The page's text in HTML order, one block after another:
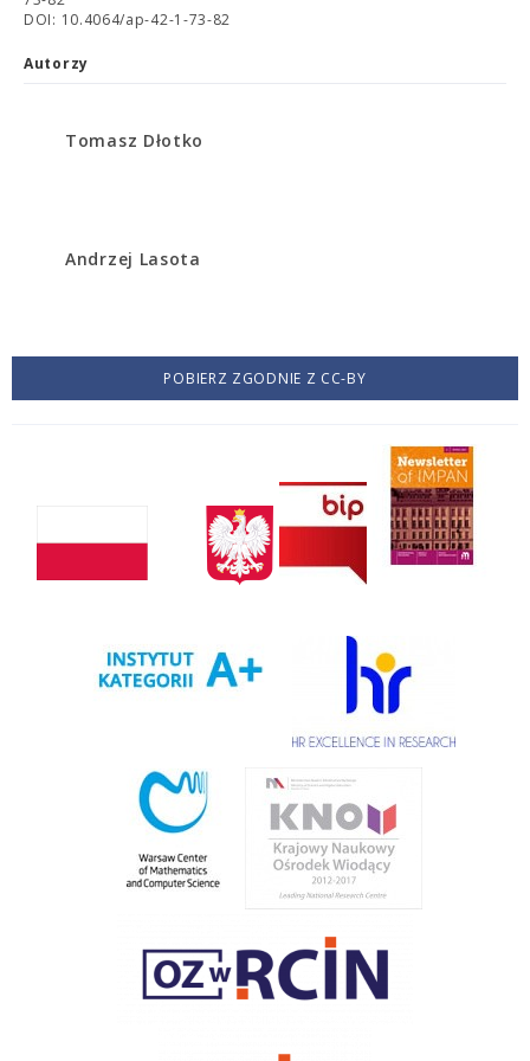
DOI: 10.4064/ap-42-1-73-82
Autorzy
Tomasz Dłotko
Andrzej Lasota
POBIERZ ZGODNIE Z CC-BY